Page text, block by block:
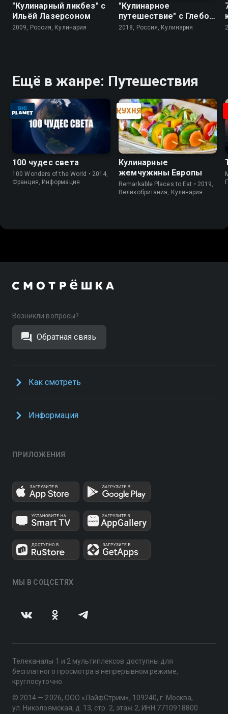
"Кулинарный ликбез" с
Ильёй Лазерсоном
2009, Россия, Кулинария
"Кулинарное
путешествие" с Глебом
Астафьевым
2018, Россия, Кулинария
Ещё в жанре: Путешествия
100 чудес света
100 Wonders of the World • 2014,
Франция, Информация
Кулинарные
жемчужины Европы
Remarkable Places to Eat • 2019,
Великобритания, Кулинария
Возникли вопросы?
Обратная связь
Как смотреть
Информация
ПРИЛОЖЕНИЯ
МЫ В СОЦСЕТЯХ
Телеканалы 1 и 2 мультиплексов доступны для
бесплатного просмотра в непрерывном режиме,
круглосуточно.
© 2014 — 2026, ООО «ЛайфСтрим», 109240, г. Москва,
ул. Николоямская, д. 13, стр. 2, этаж 2, ИНН 7710918800